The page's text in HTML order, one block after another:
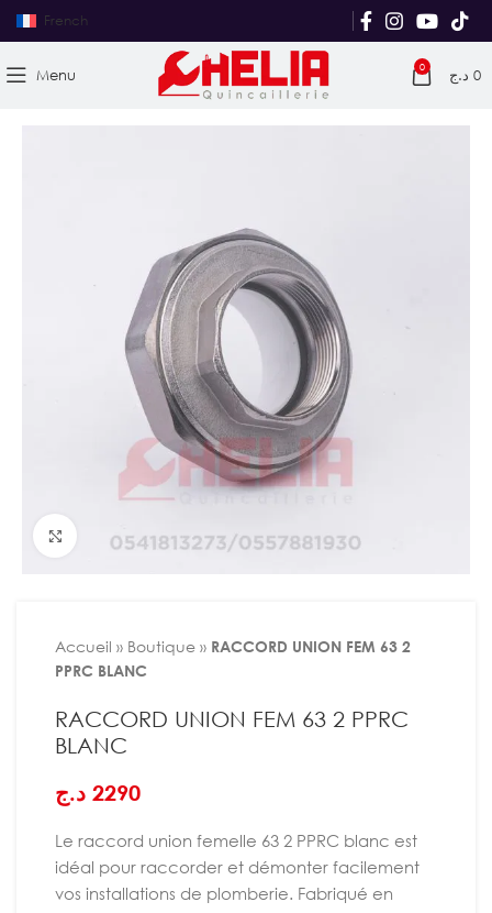
French
Menu 0 0 د.ج
Agrandir
Accueil » Boutique » RACCORD UNION FEM 63 2
PPRC BLANC
RACCORD UNION FEM 63 2 PPRC
BLANC
2290 د.ج
Le raccord union femelle 63 2 PPRC blanc est
idéal pour raccorder et démonter facilement
vos installations de plomberie. Fabriqué en